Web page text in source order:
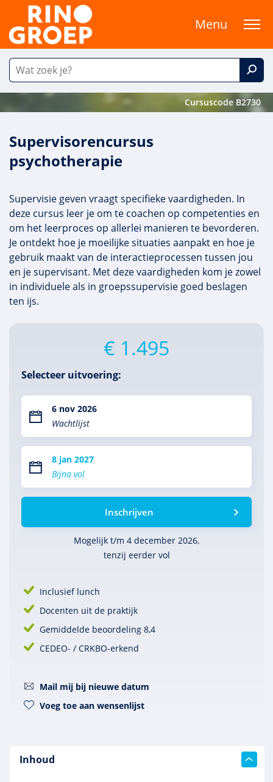
Menu
Cursuscode B2730
Supervisorencursus
psychotherapie
Supervisie geven vraagt specifieke vaardigheden. In
deze cursus leer je om te coachen op competenties en
om het leerproces op allerlei manieren te bevorderen.
Je ontdekt hoe je moeilijke situaties aanpakt en hoe je
gebruik maakt van de interactieprocessen tussen jou
en je supervisant. Met deze vaardigheden kom je zowel
in individuele als in groepssupervisie goed beslagen
ten ijs.
€ 1.495
Selecteer uitvoering:
6 nov 2026
Wachtlijst
8 jan 2027
Bijna vol
Inschrijven
Mogelijk t/m 4 december 2026,
tenzij eerder vol
Inclusief lunch
Docenten uit de praktijk
Gemiddelde beoordeling 8,4
CEDEO- / CRKBO-erkend
Mail mij bij nieuwe datum
Voeg toe aan wensenlijst
Inhoud